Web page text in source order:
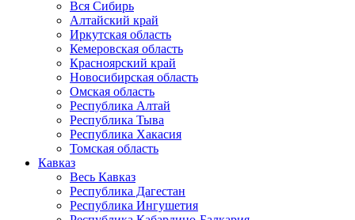
Вся Сибирь
Алтайский край
Иркутская область
Кемеровская область
Красноярский край
Новосибирская область
Омская область
Республика Алтай
Республика Тыва
Республика Хакасия
Томская область
Кавказ
Весь Кавказ
Республика Дагестан
Республика Ингушетия